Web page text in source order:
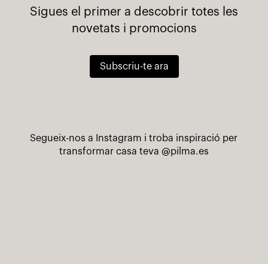
Sigues el primer a descobrir totes les
novetats i promocions
Subscriu-te ara
Segueix-nos a Instagram i troba inspiració per
transformar casa teva @pilma.es